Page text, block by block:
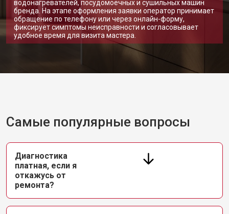
водонагревателей, посудомоечных и сушильных машин
бренда. На этапе оформления заявки оператор принимает
обращение по телефону или через онлайн-форму,
фиксирует симптомы неисправности и согласовывает
удобное время для визита мастера.
Самые популярные вопросы
Диагностика
платная, если я
откажусь от
ремонта?